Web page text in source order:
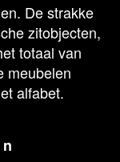
De strakke
zitobjecten,
totaal van
meubelen
alfabet.